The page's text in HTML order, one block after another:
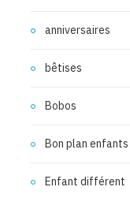
anniversaires
bêtises
Bobos
Bon plan enfants
Enfant différent